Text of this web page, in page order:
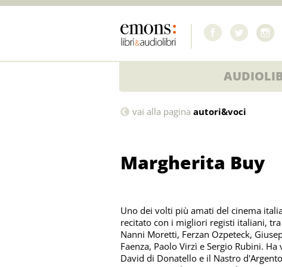
Margherita
vai alla pagina autori&voci
Margherita Buy
Uno dei volti più amati del cinema
recitato con i migliori registi italiani,
Nanni Moretti, Ferzan Ozpeteck,
Faenza, Paolo Virzì e Sergio Rubini.
David di Donatello e il Nastro